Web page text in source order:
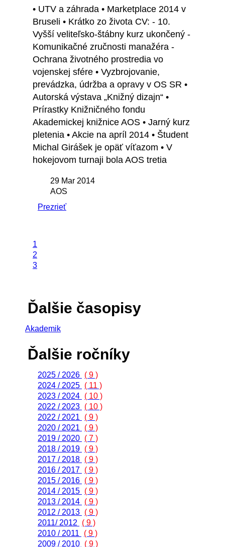
• UTV a záhrada • Marketplace 2014 v
Bruseli • Krátko zo života CV: - 10.
Vyšší veliteľsko-štábny kurz ukončený -
Komunikačné zručnosti manažéra -
Ochrana životného prostredia vo
vojenskej sfére • Vyzbrojovanie,
prevádzka, údržba a opravy v OS SR •
Autorská výstava „Knižný dizajn“ •
Prírastky Knižničného fondu
Akademickej knižnice AOS • Jarný kurz
pletenia • Akcie na apríl 2014 • Študent
Michal Girášek je opäť víťazom • V
hokejovom turnaji bola AOS tretia
29 Mar 2014
AOS
Prezrieť
1
2
3
Ďalšie časopisy
Akademik
Ďalšie ročníky
2025 / 2026 ( 9 )
2024 / 2025 ( 11 )
2023 / 2024 ( 10 )
2022 / 2023 ( 10 )
2022 / 2021
( 9 )
2020 / 2021
( 9 )
2019 / 2020 ( 7 )
2018 / 2019 ( 9 )
2017 / 2018 ( 9 )
2016 / 2017 ( 9 )
2015 / 2016 ( 9 )
2014 / 2015 ( 9 )
2013 / 2014 ( 9 )
2012 / 2013 ( 9 )
2011/ 2012
( 9 )
2010 / 2011
( 9 )
2009 / 2010 ( 9 )